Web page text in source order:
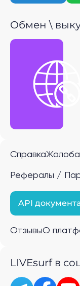
Обмен \
СправкаЖалоба
Рефералы /
API
ОтзывыО
LIVEsurf в